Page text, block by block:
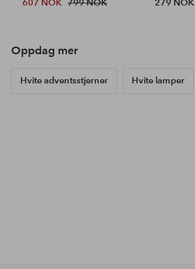
607 NOK 799 NOK
279 NOK
Oppdag mer
Hvite adventsstjerner Hvite lamper